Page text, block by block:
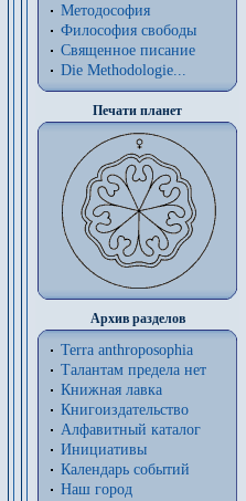
Методософия
Философия cвободы
Священное писание
Die Methodologie...
Печати планет
Архив разделов
Terra anthroposophia
Талантам предела нет
Книжная лавка
Книгоиздательство
Алфавитный каталог
Инициативы
Календарь событий
Наш город